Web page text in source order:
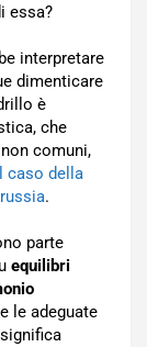
essa?
interpretare
dimenticare
è
che
comuni,
caso della
.
parte
equilibri
le adeguate
significa